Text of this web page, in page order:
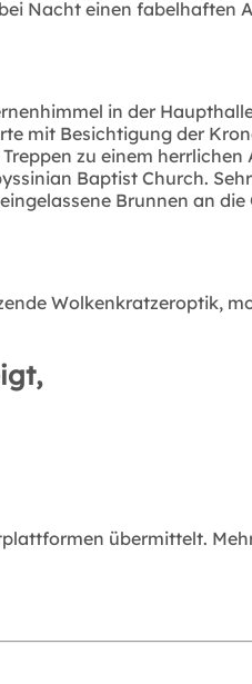
Nacht einen fabelhaften
in der
mit Besichtigung der
zu einem
Baptist Church.
Brunnen an die
Wolkenkratzeroptik,
übermittelt.